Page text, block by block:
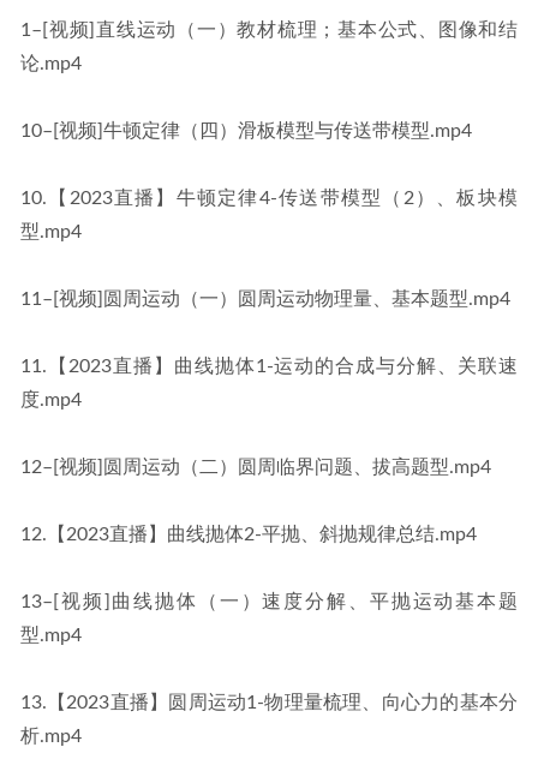
1–[视频]直线运动（一）教材梳理；基本公式、图像和结
论.mp4
10–[视频]牛顿定律（四）滑板模型与传送带模型.mp4
10.【2023直播】牛顿定律4-传送带模型（2）、板块模
型.mp4
11–[视频]圆周运动（一）圆周运动物理量、基本题型.mp4
11.【2023直播】曲线抛体1-运动的合成与分解、关联速
度.mp4
12–[视频]圆周运动（二）圆周临界问题、拔高题型.mp4
12.【2023直播】曲线抛体2-平抛、斜抛规律总结.mp4
13–[视频]曲线抛体（一）速度分解、平抛运动基本题
型.mp4
13.【2023直播】圆周运动1-物理量梳理、向心力的基本分
析.mp4